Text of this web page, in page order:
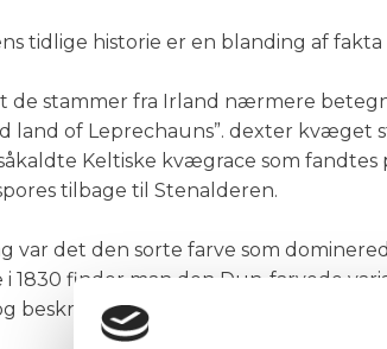
tidlige historie er en blanding af fakta
de stammer fra Irland nærmere
land of Leprechauns”. dexter kvæget
Keltiske kvægrace som fandtes
tilbage til Stenalderen.
var det den sorte farve som
i 1830 finder man den Dun-farvede
beskrevet som en Dexter/Kerry ko.​